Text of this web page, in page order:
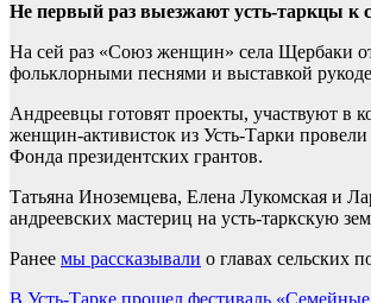
Не первый раз выезжают усть-таркцы к
На сей раз «Союз женщин» села Щербаки
фольклорными песнями и выставкой
Андреевцы готовят проекты, участвуют в
женщин-активисток из Усть-Тарки провели
Фонда президентских грантов.
Татьяна Иноземцева, Елена Лукомская и
андреевских мастериц на усть-таркскую
Ранее мы рассказывали о главах сельских
В Усть-Тарке прошел фестиваль «Семейные